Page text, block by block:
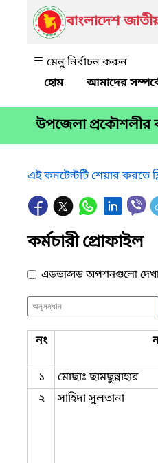
বাংলাদেশ
মেনু নির্বাচন করুন
আমাদের
উপজেলা প্রকৌশলীর
এই কনটেন্টটি শেয়ার করতে
কর্মচারী প্রোফাইল
এডভান্সড অপশনগুলো
নং
১ মোছাঃ ছামছুন্নাহার
২
সাহিদা সুলতানা